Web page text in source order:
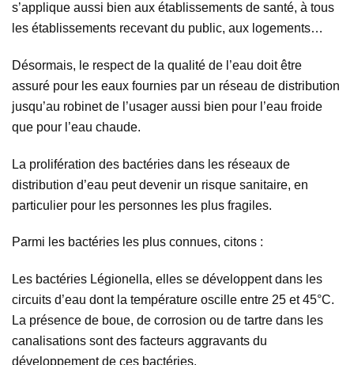
s’applique aussi bien aux établissements de santé, à tous
les établissements recevant du public, aux logements…
Désormais, le respect de la qualité de l’eau doit être
assuré pour les eaux fournies par un réseau de distribution
jusqu’au robinet de l’usager aussi bien pour l’eau froide
que pour l’eau chaude.
La prolifération des bactéries dans les réseaux de
distribution d’eau peut devenir un risque sanitaire, en
particulier pour les personnes les plus fragiles.
Parmi les bactéries les plus connues, citons :
Les bactéries Légionella, elles se développent dans les
circuits d’eau dont la température oscille entre 25 et 45°C.
La présence de boue, de corrosion ou de tartre dans les
canalisations sont des facteurs aggravants du
développement de ces bactéries.